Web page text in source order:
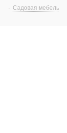
- Садовая мебель